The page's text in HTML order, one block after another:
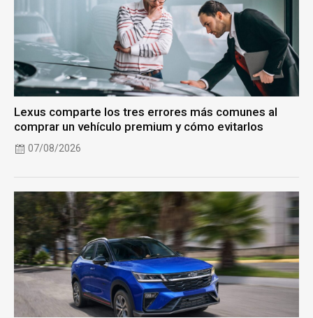
Lexus comparte los tres errores más comunes al
comprar un vehículo premium y cómo evitarlos
07/08/2026